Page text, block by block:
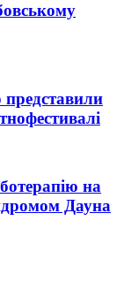
представили
на
Дауна